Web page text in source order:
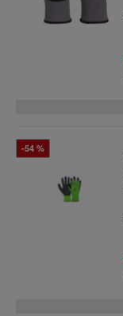
-54 %